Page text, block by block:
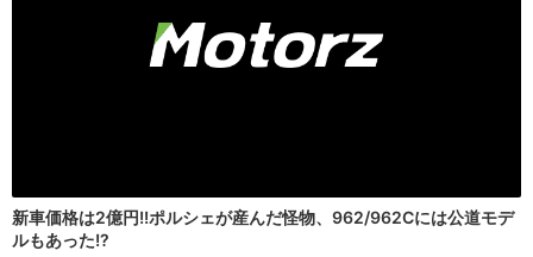
新車価格は2億円!!ポルシェが産んだ怪物、962/962Cには公道モデ
ルもあった!?